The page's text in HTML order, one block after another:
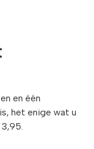
en één
het enige wat u